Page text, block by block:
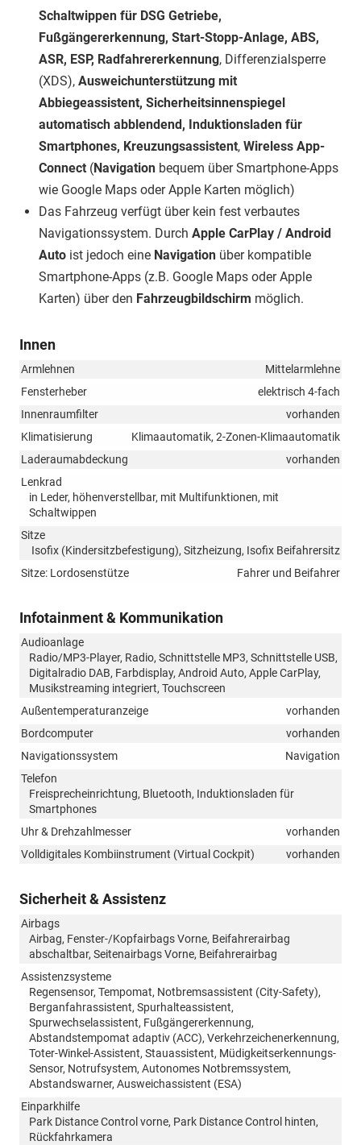
Schaltwippen für DSG Getriebe,
Fußgängererkennung, Start-Stopp-Anlage, ABS,
ASR, ESP, Radfahrererkennung, Differenzialsperre
(XDS), Ausweichunterstützung mit
Abbiegeassistent, Sicherheitsinnenspiegel
automatisch abblendend, Induktionsladen für
Smartphones, Kreuzungsassistent, Wireless App-
Connect (Navigation bequem über Smartphone-Apps
wie Google Maps oder Apple Karten möglich)
Das Fahrzeug verfügt über kein fest verbautes
Navigationssystem. Durch Apple CarPlay / Android
Auto ist jedoch eine Navigation über kompatible
Smartphone-Apps (z.B. Google Maps oder Apple
Karten) über den Fahrzeugbildschirm möglich.
Innen
Armlehnen
Mittelarmlehne
Fensterheber
elektrisch 4-fach
Innenraumfilter
vorhanden
Klimatisierung
Klimaautomatik, 2-Zonen-Klimaautomatik
Laderaumabdeckung
vorhanden
Lenkrad
in Leder, höhenverstellbar, mit Multifunktionen, mit
Schaltwippen
Sitze
Isofix (Kindersitzbefestigung), Sitzheizung, Isofix Beifahrersitz
Sitze: Lordosenstütze
Fahrer und Beifahrer
Infotainment & Kommunikation
Audioanlage
Radio/MP3-Player, Radio, Schnittstelle MP3, Schnittstelle USB,
Digitalradio DAB, Farbdisplay, Android Auto, Apple CarPlay,
Musikstreaming integriert, Touchscreen
Außentemperaturanzeige
vorhanden
Bordcomputer
vorhanden
Navigationssystem
Navigation
Telefon
Freisprecheinrichtung, Bluetooth, Induktionsladen für
Smartphones
Uhr & Drehzahlmesser
vorhanden
Volldigitales Kombiinstrument (Virtual Cockpit)
vorhanden
Sicherheit & Assistenz
Airbags
Airbag, Fenster-/Kopfairbags Vorne, Beifahrerairbag
abschaltbar, Seitenairbags Vorne, Beifahrerairbag
Assistenzsysteme
Regensensor, Tempomat, Notbremsassistent (City-Safety),
Berganfahrassistent, Spurhalteassistent,
Spurwechselassistent, Fußgängererkennung,
Abstandstempomat adaptiv (ACC), Verkehrzeichenerkennung,
Toter-Winkel-Assistent, Stauassistent, Müdigkeitserkennungs-
Sensor, Notrufsystem, Autonomes Notbremssystem,
Abstandswarner, Ausweichassistent (ESA)
Einparkhilfe
Park Distance Control vorne, Park Distance Control hinten,
Rückfahrkamera